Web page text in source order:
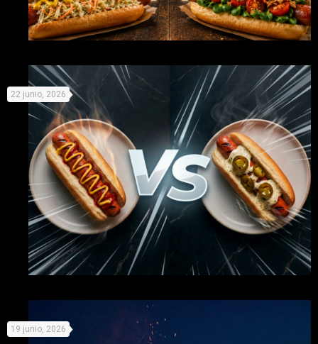
competición
el Mundial
22 junio, 2026
19 junio, 2026